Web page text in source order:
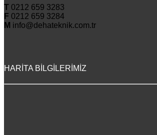
T 0212 659 3283
F 0212 659 3284
M info@dehateknik.com.tr
HARİTA BİLGİLERİMİZ